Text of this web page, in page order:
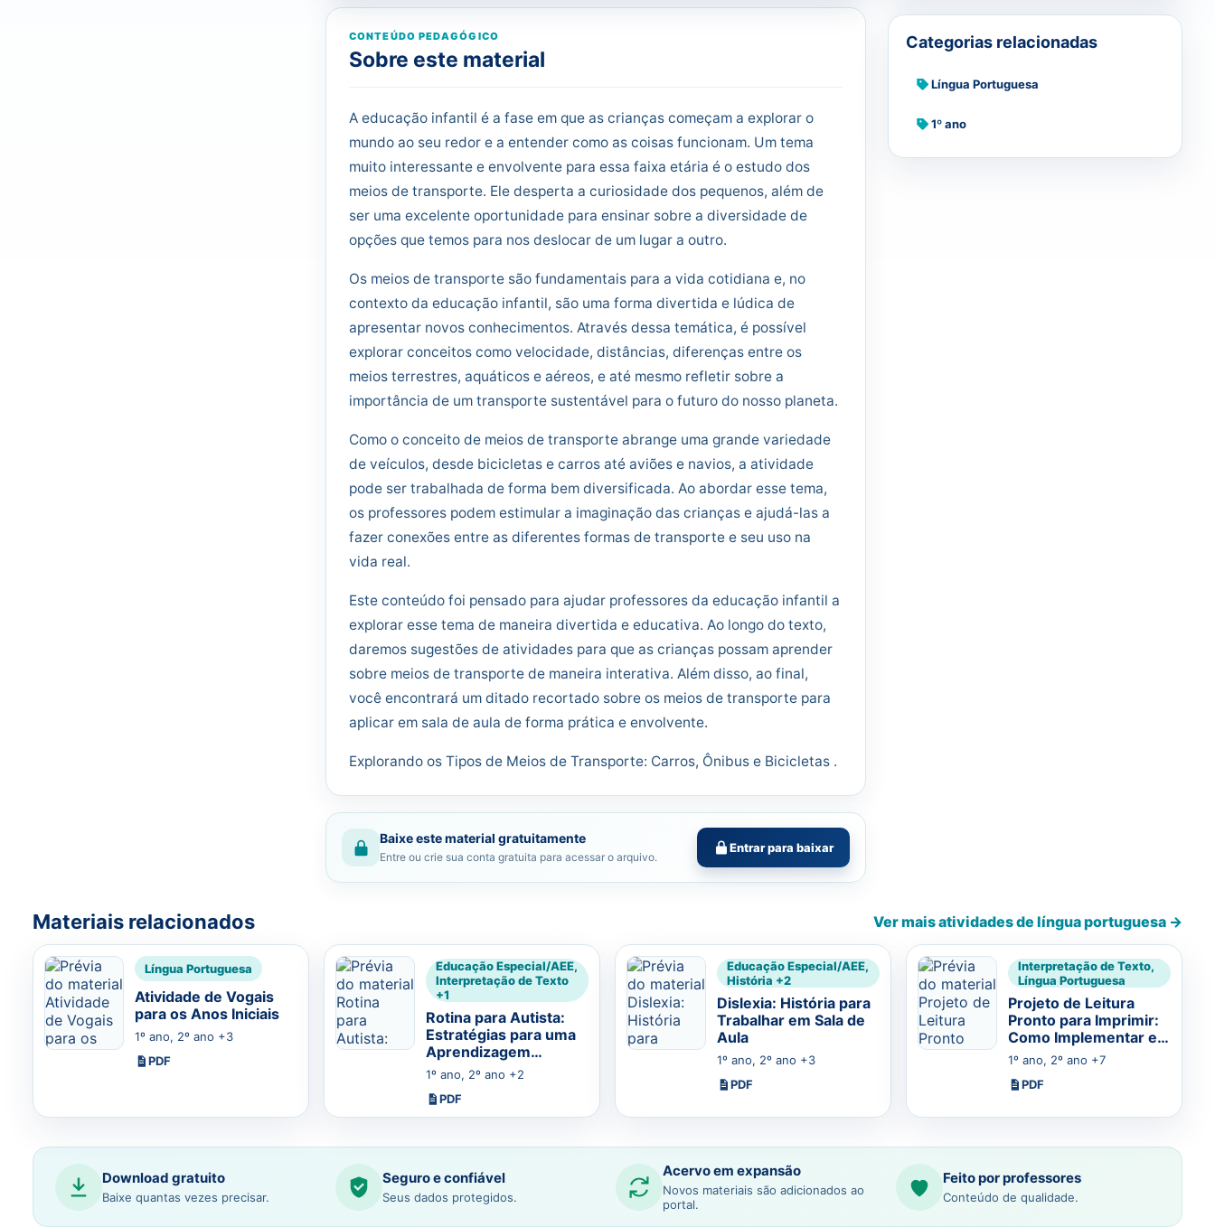
CONTEÚDO PEDAGÓGICO
Sobre este material
A educação infantil é a fase em que as crianças começam a explorar o
mundo ao seu redor e a entender como as coisas funcionam. Um tema
muito interessante e envolvente para essa faixa etária é o estudo dos
meios de transporte. Ele desperta a curiosidade dos pequenos, além de
ser uma excelente oportunidade para ensinar sobre a diversidade de
opções que temos para nos deslocar de um lugar a outro.
Os meios de transporte são fundamentais para a vida cotidiana e, no
contexto da educação infantil, são uma forma divertida e lúdica de
apresentar novos conhecimentos. Através dessa temática, é possível
explorar conceitos como velocidade, distâncias, diferenças entre os
meios terrestres, aquáticos e aéreos, e até mesmo refletir sobre a
importância de um transporte sustentável para o futuro do nosso planeta.
Como o conceito de meios de transporte abrange uma grande variedade
de veículos, desde bicicletas e carros até aviões e navios, a atividade
pode ser trabalhada de forma bem diversificada. Ao abordar esse tema,
os professores podem estimular a imaginação das crianças e ajudá-las a
fazer conexões entre as diferentes formas de transporte e seu uso na
vida real.
Este conteúdo foi pensado para ajudar professores da educação infantil a
explorar esse tema de maneira divertida e educativa. Ao longo do texto,
daremos sugestões de atividades para que as crianças possam aprender
sobre meios de transporte de maneira interativa. Além disso, ao final,
você encontrará um ditado recortado sobre os meios de transporte para
aplicar em sala de aula de forma prática e envolvente.
Explorando os Tipos de Meios de Transporte: Carros, Ônibus e Bicicletas .
Baixe este material gratuitamente
Entre ou crie sua conta gratuita para acessar o arquivo.
Entrar para baixar
Categorias relacionadas
Língua Portuguesa
1º ano
Materiais relacionados Ver mais atividades de língua portuguesa →
Língua Portuguesa
Atividade de Vogais
para os Anos Iniciais
1º ano, 2º ano +3
PDF
Educação Especial/AEE,
Interpretação de Texto
+1
Rotina para Autista:
Estratégias para uma
Aprendizagem
Estruturada
1º ano, 2º ano +2
PDF
Educação Especial/AEE,
História +2
Dislexia: História para
Trabalhar em Sala de
Aula
1º ano, 2º ano +3
PDF
Interpretação de Texto,
Língua Portuguesa
Projeto de Leitura
Pronto para Imprimir:
Como Implementar em
Sala de Aula
1º ano, 2º ano +7
PDF
Download gratuito
Baixe quantas vezes precisar.
Seguro e confiável
Seus dados protegidos.
Acervo em expansão
Novos materiais são adicionados ao
portal.
Feito por professores
Conteúdo de qualidade.